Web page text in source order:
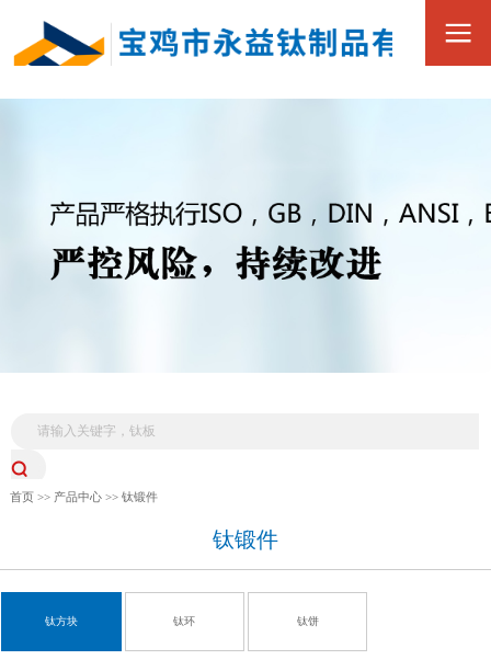
国
服
务
15349173880
首页>> 产品中心>> 钛锻件
钛锻件
钛方块 钛环 钛饼